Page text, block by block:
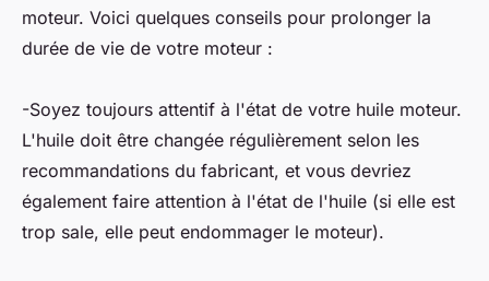
moteur. Voici quelques conseils pour prolonger la
durée de vie de votre moteur :
-Soyez toujours attentif à l'état de votre huile moteur.
L'huile doit être changée régulièrement selon les
recommandations du fabricant, et vous devriez
également faire attention à l'état de l'huile (si elle est
trop sale, elle peut endommager le moteur).